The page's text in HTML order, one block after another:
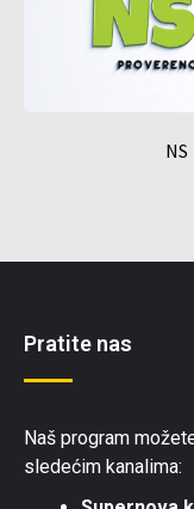
Pratite nas
Naš program
sledećim kanalima: